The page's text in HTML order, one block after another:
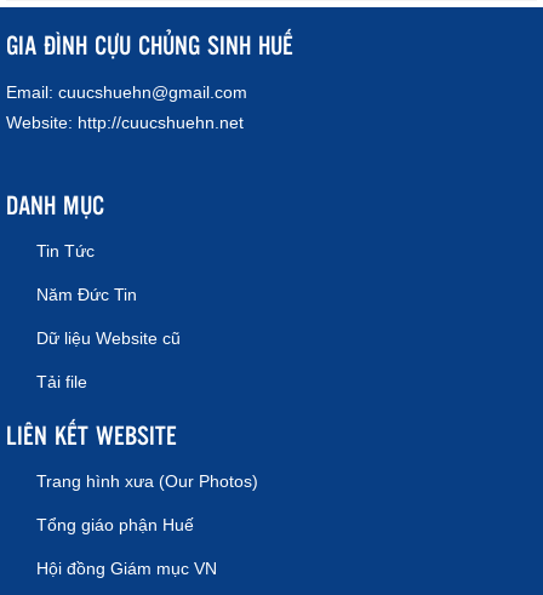
GIA ĐÌNH CỰU CHỦNG SINH HUẾ
Email: cuucshuehn@gmail.com
Website: http://cuucshuehn.net
DANH MỤC
Tin Tức
Năm Đức Tin
Dữ liệu Website cũ
Tải file
LIÊN KẾT WEBSITE
Trang hình xưa (Our Photos)
Tổng giáo phận Huế
Hội đồng Giám mục VN